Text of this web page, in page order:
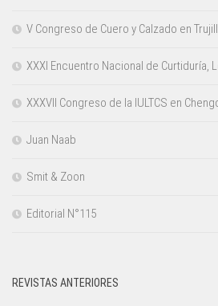
V Congreso de Cuero y Calzado en
XXXI Encuentro Nacional de Curtiduría,
XXXVII Congreso de la IULTCS en
Juan Naab
Smit & Zoon
Editorial N°115
REVISTAS ANTERIORES